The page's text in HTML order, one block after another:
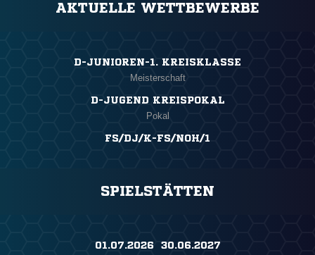
AKTUELLE WETTBEWERBE
D-JUNIOREN-1. KREISKLASSE
Meisterschaft
D-JUGEND KREISPOKAL
Pokal
FS/DJ/K-FS/NOH/1
SPIELSTÄTTEN
01.07.2026 ​ 30.06.2027